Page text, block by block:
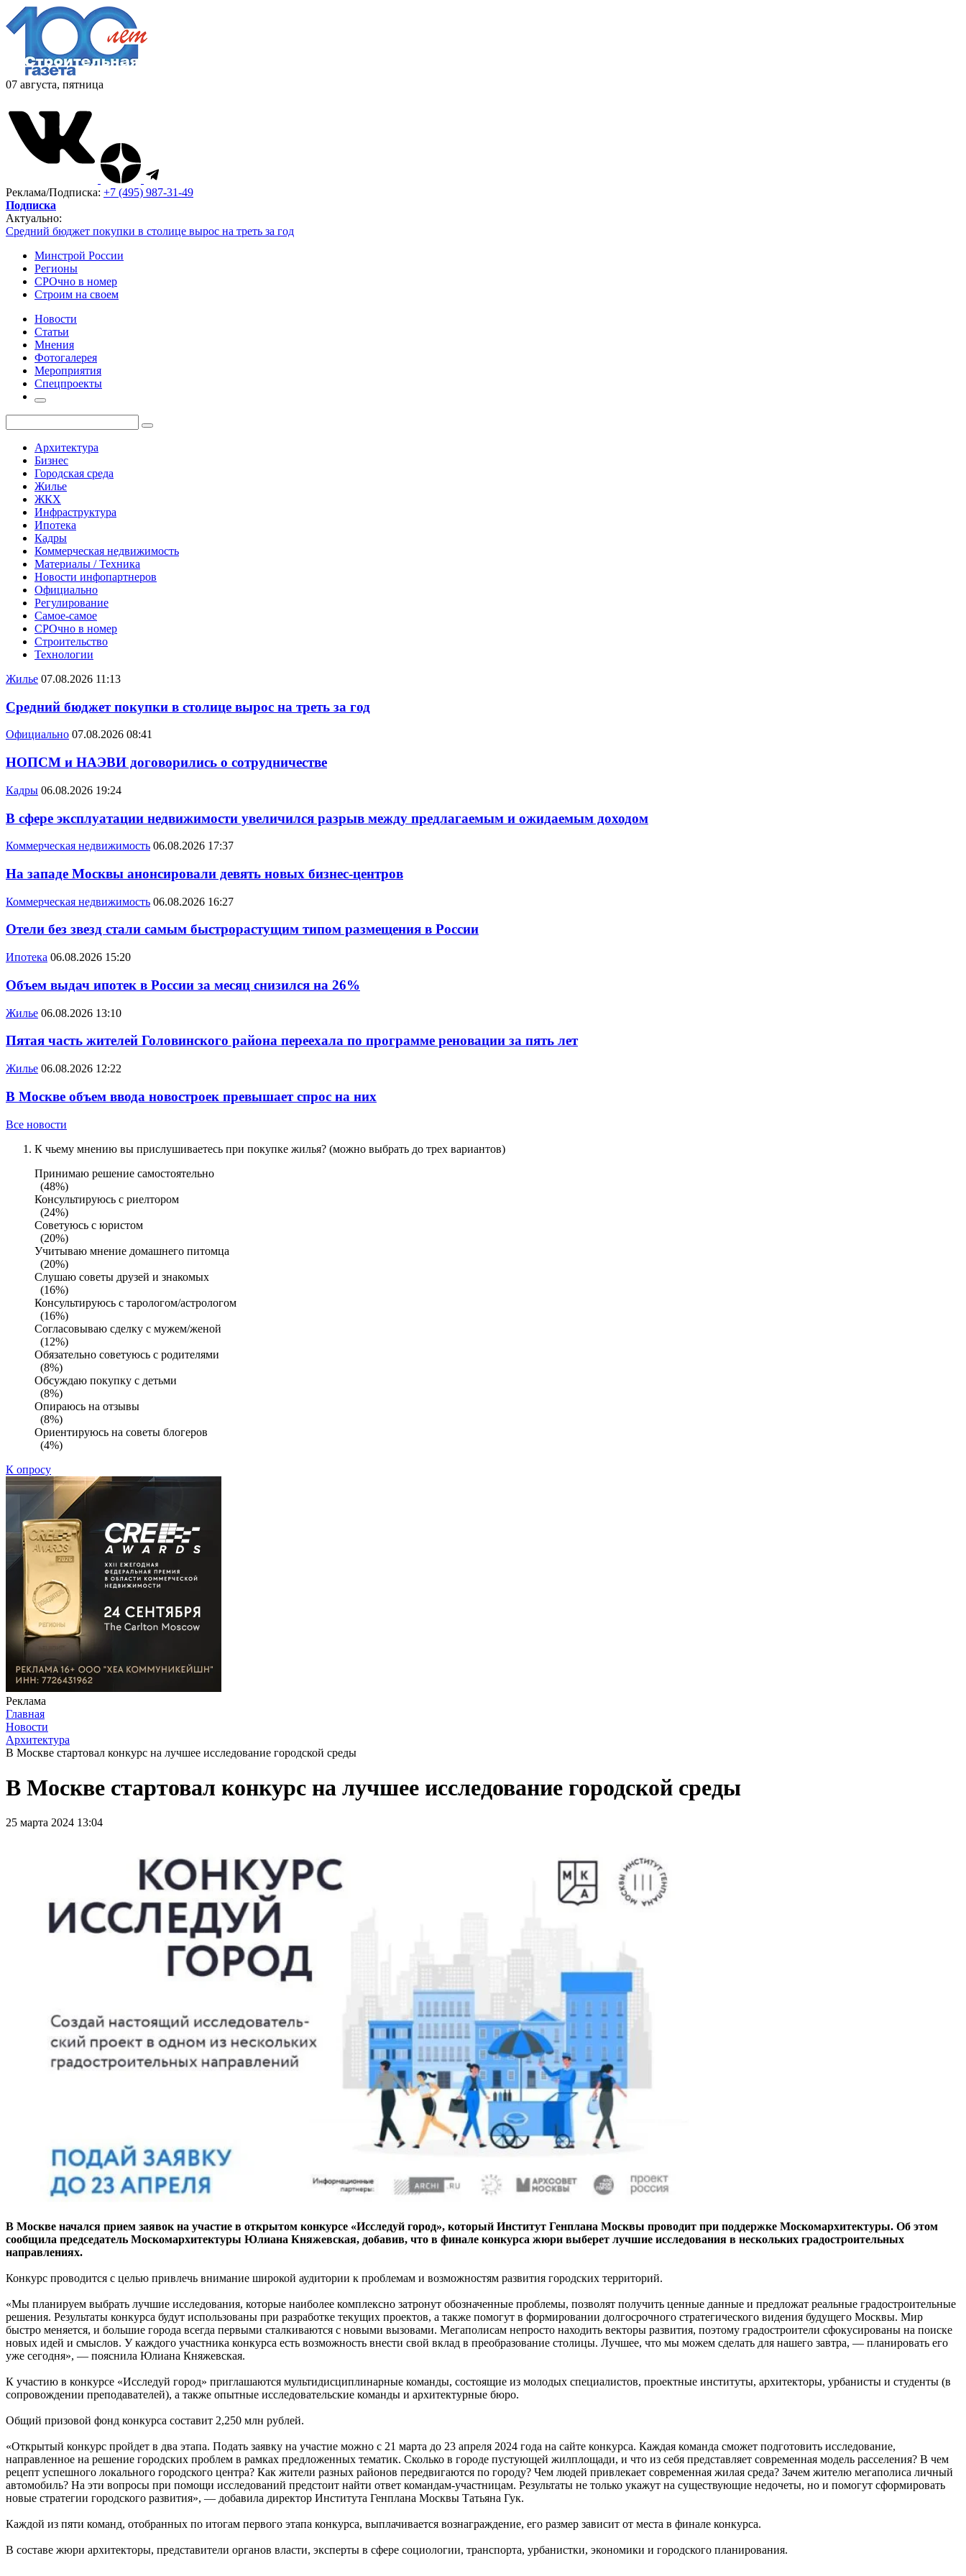
07 августа, пятница
Реклама/Подписка: +7 (495) 987-31-49
Подписка
Актуально:
Средний бюджет покупки в столице вырос на треть за год
Минстрой России
Регионы
СРОчно в номер
Строим на своем
Новости
Статьи
Мнения
Фотогалерея
Мероприятия
Спецпроекты
Архитектура
Бизнес
Городская среда
Жилье
ЖКХ
Инфраструктура
Ипотека
Кадры
Коммерческая недвижимость
Материалы / Техника
Новости инфопартнеров
Официально
Регулирование
Самое-самое
СРОчно в номер
Строительство
Технологии
Жилье 07.08.2026 11:13
Средний бюджет покупки в столице вырос на треть за год
Официально 07.08.2026 08:41
НОПСМ и НАЭВИ договорились о сотрудничестве
Кадры 06.08.2026 19:24
В сфере эксплуатации недвижимости увеличился разрыв между предлагаемым и ожидаемым доходом
Коммерческая недвижимость 06.08.2026 17:37
На западе Москвы анонсировали девять новых бизнес-центров
Коммерческая недвижимость 06.08.2026 16:27
Отели без звезд стали самым быстрорастущим типом размещения в России
Ипотека 06.08.2026 15:20
Объем выдач ипотек в России за месяц снизился на 26%
Жилье 06.08.2026 13:10
Пятая часть жителей Головинского района переехала по программе реновации за пять лет
Жилье 06.08.2026 12:22
В Москве объем ввода новостроек превышает спрос на них
Все новости
К чьему мнению вы прислушиваетесь при покупке жилья? (можно выбрать до трех вариантов)
Принимаю решение самостоятельно
(48%)
Консультируюсь с риелтором
(24%)
Советуюсь с юристом
(20%)
Учитываю мнение домашнего питомца
(20%)
Слушаю советы друзей и знакомых
(16%)
Консультируюсь с тарологом/астрологом
(16%)
Согласовываю сделку с мужем/женой
(12%)
Обязательно советуюсь с родителями
(8%)
Обсуждаю покупку с детьми
(8%)
Опираюсь на отзывы
(8%)
Ориентируюсь на советы блогеров
(4%)
К опросу
Реклама
Главная
Новости
Архитектура
В Москве стартовал конкурс на лучшее исследование городской среды
В Москве стартовал конкурс на лучшее исследование городской среды
25 марта 2024 13:04
В Москве начался прием заявок на участие в открытом конкурсе «Исследуй город», который Институт Генплана Москвы проводит при поддержке Москомархитектуры. Об этом
сообщила председатель Москомархитектуры Юлиана Княжевская, добавив, что в финале конкурса жюри выберет лучшие исследования в нескольких градостроительных
направлениях.
Конкурс проводится с целью привлечь внимание широкой аудитории к проблемам и возможностям развития городских территорий.
«Мы планируем выбрать лучшие исследования, которые наиболее комплексно затронут обозначенные проблемы, позволят получить ценные данные и предложат реальные градостроительные
решения. Результаты конкурса будут использованы при разработке текущих проектов, а также помогут в формировании долгосрочного стратегического видения будущего Москвы. Мир
быстро меняется, и большие города всегда первыми сталкиваются с новыми вызовами. Мегаполисам непросто находить векторы развития, поэтому градостроители сфокусированы на поиске
новых идей и смыслов. У каждого участника конкурса есть возможность внести свой вклад в преобразование столицы. Лучшее, что мы можем сделать для нашего завтра, — планировать его
уже сегодня», — пояснила Юлиана Княжевская.
К участию в конкурсе «Исследуй город» приглашаются мультидисциплинарные команды, состоящие из молодых специалистов, проектные институты, архитекторы, урбанисты и студенты (в
сопровождении преподавателей), а также опытные исследовательские команды и архитектурные бюро.
Общий призовой фонд конкурса составит 2,250 млн рублей.
«Открытый конкурс пройдет в два этапа. Подать заявку на участие можно с 21 марта до 23 апреля 2024 года на сайте конкурса. Каждая команда сможет подготовить исследование,
направленное на решение городских проблем в рамках предложенных тематик. Сколько в городе пустующей жилплощади, и что из себя представляет современная модель расселения? В чем
рецепт успешного локального городского центра? Как жители разных районов передвигаются по городу? Чем людей привлекает современная жилая среда? Зачем жителю мегаполиса личный
автомобиль? На эти вопросы при помощи исследований предстоит найти ответ командам-участницам. Результаты не только укажут на существующие недочеты, но и помогут сформировать
новые стратегии городского развития», — добавила директор Института Генплана Москвы Татьяна Гук.
Каждой из пяти команд, отобранных по итогам первого этапа конкурса, выплачивается вознаграждение, его размер зависит от места в финале конкурса.
В составе жюри архитекторы, представители органов власти, эксперты в сфере социологии, транспорта, урбанистки, экономики и городского планирования.